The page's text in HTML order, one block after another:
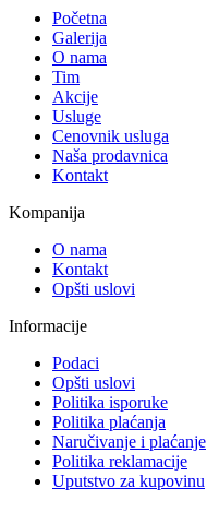
Početna
Galerija
O nama
Tim
Akcije
Usluge
Cenovnik usluga
Naša prodavnica
Kontakt
Kompanija
O nama
Kontakt
Opšti uslovi
Informacije
Podaci
Opšti uslovi
Politika isporuke
Politika plaćanja
Naručivanje i plaćanje
Politika reklamacije
Uputstvo za kupovinu